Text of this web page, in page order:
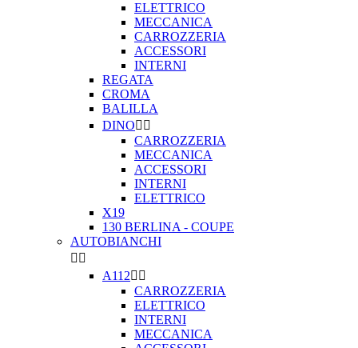
ELETTRICO
MECCANICA
CARROZZERIA
ACCESSORI
INTERNI
REGATA
CROMA
BALILLA
DINO 
CARROZZERIA
MECCANICA
ACCESSORI
INTERNI
ELETTRICO
X19
130 BERLINA - COUPE
AUTOBIANCHI
 
A112 
CARROZZERIA
ELETTRICO
INTERNI
MECCANICA